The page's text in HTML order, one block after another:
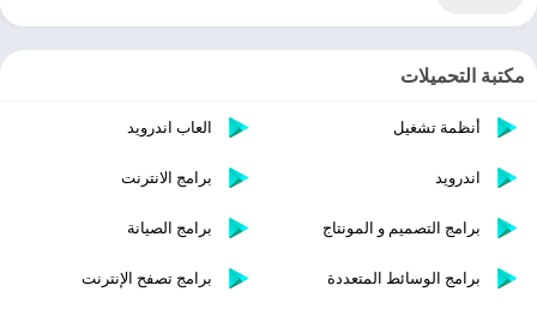
مكتبة التحميلات
أنظمة تشغيل العاب اندرويد
اندرويد برامج الانترنت
برامج التصميم و المونتاج برامج الصيانة
برامج الوسائط المتعددة برامج تصفح الإنترنت